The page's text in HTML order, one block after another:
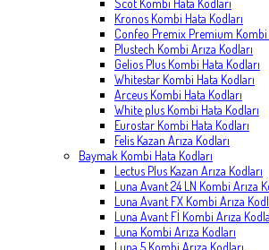
Scot Kombi Hata Kodları
Kronos Kombi Hata Kodları
Confeo Premix Premium Kombi
Plustech Kombi Arıza Kodları
Gelios Plus Kombi Hata Kodları
Whitestar Kombi Hata Kodları
Arceus Kombi Hata Kodları
White plus Kombi Hata Kodları
Eurostar Kombi Hata Kodları
Felis Kazan Arıza Kodları
Baymak Kombi Hata Kodları
Lectus Plus Kazan Arıza Kodları
Luna Avant 24 LN Kombi Arıza
Luna Avant FX Kombi Arıza
Luna Avant Fİ Kombi Arıza
Luna Kombi Arıza Kodları